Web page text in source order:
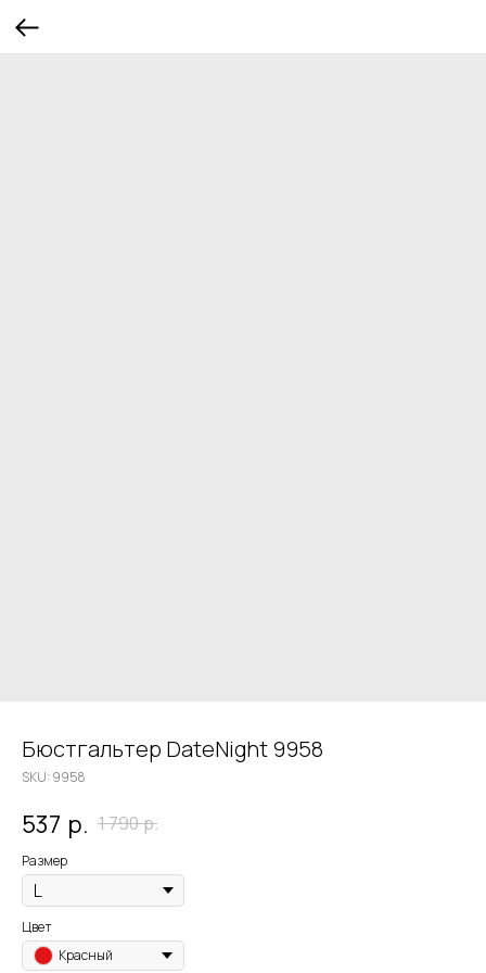
Бюстгальтер DateNight 9958
SKU: 9958
537 р. 1 790р.
Размер
Цвет
Красный